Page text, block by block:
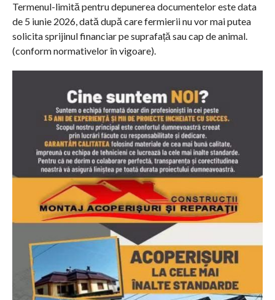
Termenul-limită pentru depunerea documentelor este data
de 5 iunie 2026, dată după care fermierii nu vor mai putea
solicita sprijinul financiar pe suprafață sau cap de animal.
(conform normativelor în vigoare).